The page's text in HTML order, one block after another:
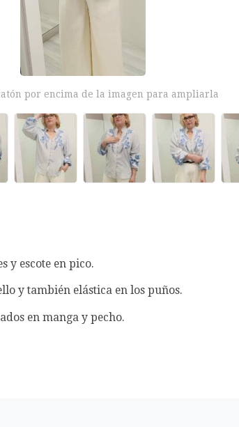
por encima de la imagen para ampliarla
y escote en pico.
y también elástica en los puños.
en manga y pecho.